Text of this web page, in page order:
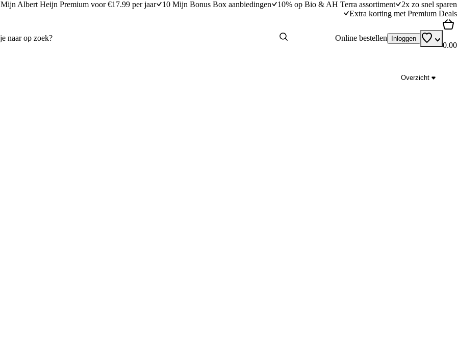
Mijn Albert Heijn Premium voor €17.99 per jaar 10 Mijn Bonus Box aanbiedingen 10% op Bio & AH Terra assortiment
2x zo snel sparen
Extra korting met Premium Deals
Online bestellen Inloggen
0.00
Overzicht